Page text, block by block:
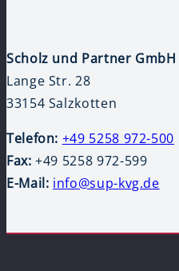
Scholz und Partner GmbH
Lange Str. 28
33154 Salzkotten
Telefon: +49 5258 972-500
Fax: +49 5258 972-599
E-Mail: info@sup-kvg.de